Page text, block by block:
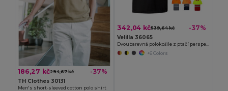
186,27 kč294,67 kč -37%
TH Clothes 30131
Men's short-sleeved cotton polo shirt
342,04 kč539,64 kč -37%
Velilla 36065
+6 Colors